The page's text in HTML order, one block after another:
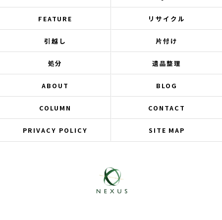
FEATURE リサイクル
引越し 片付け
処分 遺品整理
ABOUT BLOG
COLUMN CONTACT
PRIVACY POLICY SITE MAP